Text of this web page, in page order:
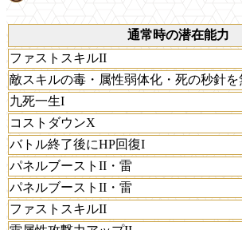
通常時の潜在能力
ファストスキルII
敵スキルの毒・属性弱体化・死の秒針を
九死一生I
コストダウンX
バトル終了後にHP回復I
パネルブーストII・雷
パネルブーストII・雷
ファストスキルII